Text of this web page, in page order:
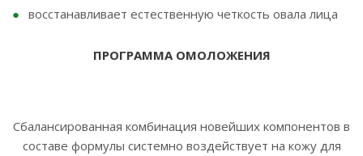
восстанавливает естественную четкость овала лица
ПРОГРАММА ОМОЛОЖЕНИЯ
Сбалансированная комбинация новейших компонентов в
составе формулы системно воздействует на кожу для